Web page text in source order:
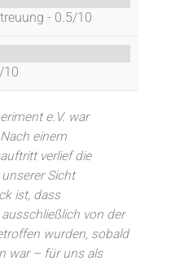
- 0.5/10
10
e.V. war
einem
verlief die
Sicht
ist, dass
von der
wurden, sobald
war – für uns als